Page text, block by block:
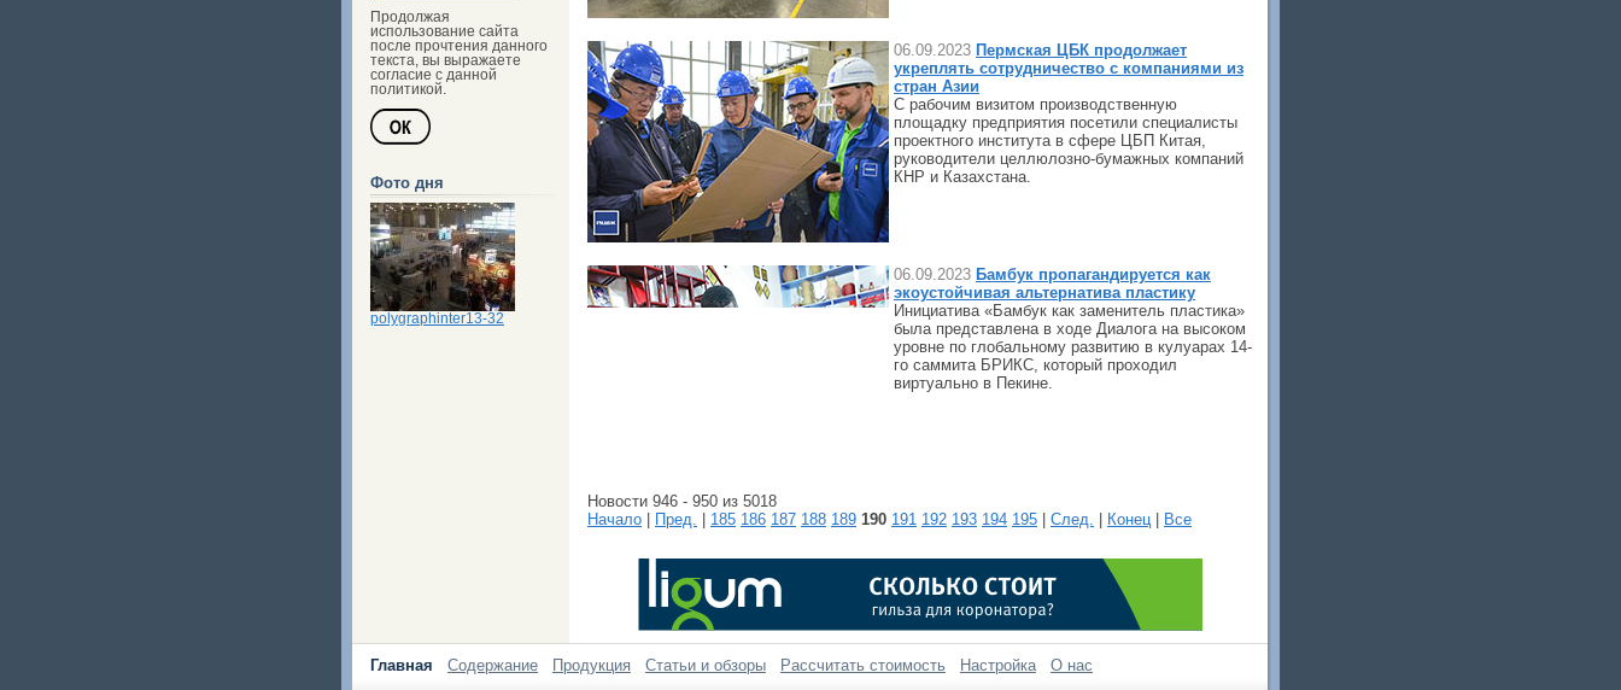
Продолжая
использование сайта
после прочтения данного
текста, вы выражаете
согласие с данной
политикой.
Фото дня
polygraphinter13-32
06.09.2023 Пермская ЦБК продолжает
укреплять сотрудничество с компаниями из
стран Азии
С рабочим визитом производственную
площадку предприятия посетили специалисты
проектного института в сфере ЦБП Китая,
руководители целлюлозно-бумажных компаний
КНР и Казахстана.
06.09.2023 Бамбук пропагандируется как
экоустойчивая альтернатива пластику
Инициатива «Бамбук как заменитель пластика»
была представлена в ходе Диалога на высоком
уровне по глобальному развитию в кулуарах 14-
го саммита БРИКС, который проходил
виртуально в Пекине.
Новости 946 - 950 из 5018
Начало
Пред. 185 186 187 188 189 190 191 192 193 194 195 След. Конец Все
Главная Содержание Продукция Статьи и обзоры Рассчитать стоимость Настройка О нас